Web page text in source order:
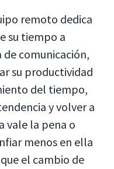
remoto dedica
su tiempo a
comunicación,
su productividad
del tiempo,
y volver a
vale la pena o
menos en ella
el cambio de